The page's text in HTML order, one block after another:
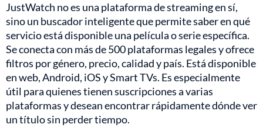
JustWatch no es una plataforma de streaming en sí,
sino un buscador inteligente que permite saber en qué
servicio está disponible una película o serie específica.
Se conecta con más de 500 plataformas legales y ofrece
filtros por género, precio, calidad y país. Está disponible
en web, Android, iOS y Smart TVs. Es especialmente
útil para quienes tienen suscripciones a varias
plataformas y desean encontrar rápidamente dónde ver
un título sin perder tiempo.